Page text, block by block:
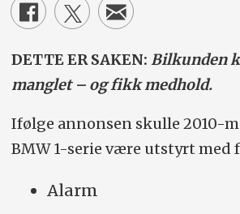
DETTE ER SAKEN: Bilkunden
manglet – og fikk medhold.
Ifølge annonsen skulle 2010-
BMW 1-serie være utstyrt med
Alarm